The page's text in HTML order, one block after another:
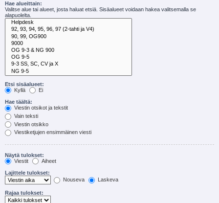
Hae alueittain:
Valitse alue tai alueet, josta haluat etsiä. Sisäalueet voidaan hakea valitsemalla se
alapuolelta.
Etsi sisäalueet:
Kyllä
Ei
Hae täältä:
Viestin otsikot ja tekstit
Vain teksti
Viestin otsikko
Viestiketjujen ensimmäinen viesti
Näytä tulokset:
Viestit
Aiheet
Lajittele tulokset:
Nouseva
Laskeva
Rajaa tulokset: